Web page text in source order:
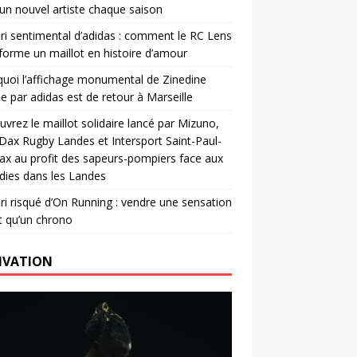
nouvel artiste chaque saison
sentimental d’adidas : comment le RC Lens
un maillot en histoire d’amour
l’affichage monumental de Zinedine
par adidas est de retour à Marseille
le maillot solidaire lancé par Mizuno,
Dax Rugby Landes et Intersport Saint-Paul-
au profit des sapeurs-pompiers face aux
dans les Landes
risqué d’On Running : vendre une sensation
chrono